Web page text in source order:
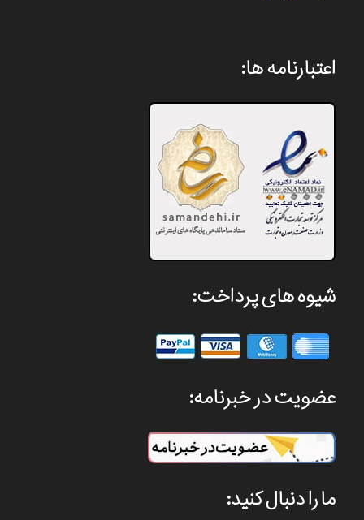
اعتبارنامه ها:
شیوه های پرداخت:
عضویت در خبرنامه:
ما را دنبال کنید: